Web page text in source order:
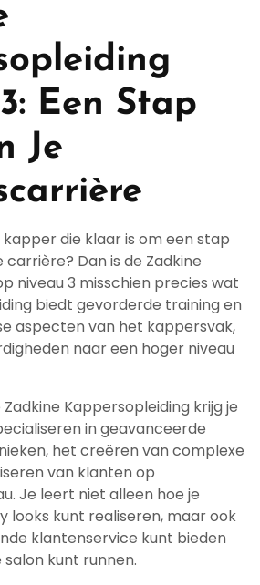
Een Stap
Je
die klaar is om een stap
Dan is de Zadkine
niveau 3 misschien precies wat
biedt gevorderde training en
aspecten van het kappersvak,
naar een hoger niveau
Kappersopleiding krijg je
in geavanceerde
het creëren van complexe
van klanten op
Je leert niet alleen hoe je
looks kunt realiseren, maar ook
klantenservice kunt bieden
kunt runnen.